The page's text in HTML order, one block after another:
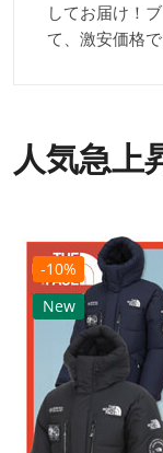
してお届け！
て、激安価格で
人気急上
-10%
New